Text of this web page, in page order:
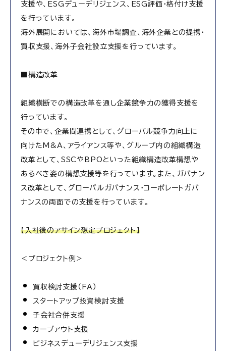
支援や、ESGデューデリジェンス、ESG評価・格付け支援
を行っています。
海外展開においては、海外市場調査、海外企業との提携・
買収支援、海外子会社設立支援を行っています。
■構造改革
組織横断での構造改革を通し企業競争力の獲得支援を
行っています。
その中で、企業間連携として、グローバル競争力向上に
向けたM&A、アライアンス等や、グループ内の組織構造
改革として、SSCやBPOといった組織構造改革構想や
あるべき姿の構想支援等を行っています。また、ガバナン
ス改革として、グローバルガバナンス・コーポレートガバ
ナンスの両面での支援を行っています。
【入社後のアサイン想定プロジェクト】
＜プロジェクト例＞
買収検討支援（FA）
スタートアップ投資検討支援
子会社合併支援
カーブアウト支援
ビジネスデューデリジェンス支援